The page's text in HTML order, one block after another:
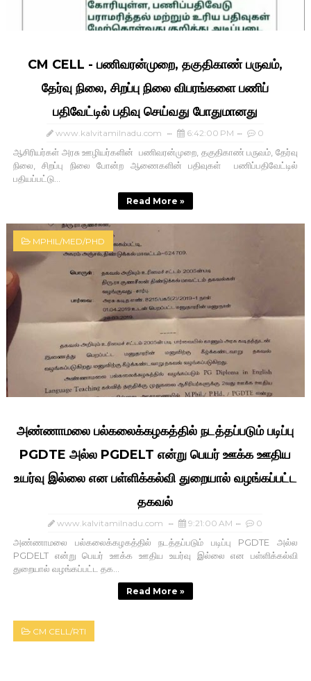
CM CELL - பணிவரன்முறை, தகுதிகாண் பருவம்,
தேர்வு நிலை, சிறப்பு நிலை விபரங்களை பணிப்
பதிவேட்டில் பதிவு செய்வது போதுமானது
www.kalvitamilnadu.com 6:42:00 PM 0
ஆசிரியர்கள் அரசு ஊழியர்களின் பணிவரன்முறை, தகுதிகாண் பருவம், தேர்வு
நிலை, சிறப்பு நிலை போன்ற ஆணைகளின் பதிவுகள் பணிப்பதிவேட்டில்
பதியப்பட்டு...
Read More »
MPHIL/MED/PHD
அண்ணாமலை பல்கலைக்கழகத்தில் நடத்தப்படும் படிப்பு
PGDTE அல்ல PGDELT என்று பெயர் ஊக்க ஊதிய
உயர்வு இல்லை என பள்ளிக்கல்வி துறையால் வழங்கப்பட்ட
தகவல்
www.kalvitamilnadu.com 9:21:00 AM 0
அண்ணாமலை பல்கலைக்கழகத்தில் நடத்தப்படும் படிப்பு PGDTE அல்ல
PGDELT என்று பெயர் ஊக்க ஊதிய உயர்வு இல்லை என பள்ளிக்கல்வி
துறையால் வழங்கப்பட்ட தக...
Read More »
CM CELL/RTI